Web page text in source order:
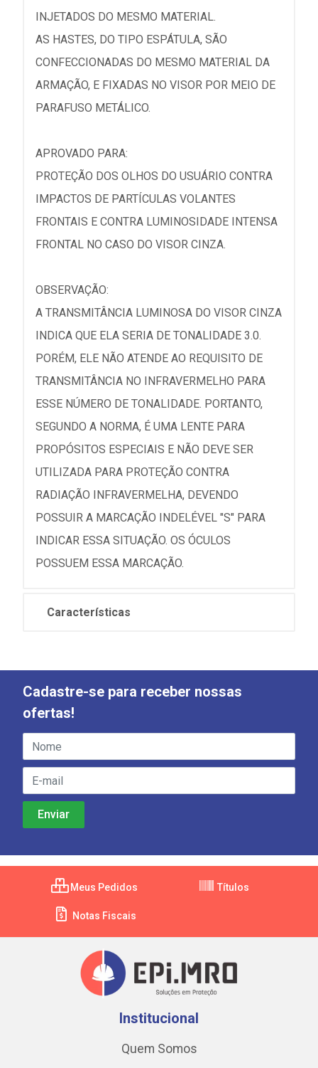
INJETADOS DO MESMO MATERIAL.
AS HASTES, DO TIPO ESPÁTULA, SÃO
CONFECCIONADAS DO MESMO MATERIAL DA
ARMAÇÃO, E FIXADAS NO VISOR POR MEIO DE
PARAFUSO METÁLICO.
APROVADO PARA:
PROTEÇÃO DOS OLHOS DO USUÁRIO CONTRA
IMPACTOS DE PARTÍCULAS VOLANTES
FRONTAIS E CONTRA LUMINOSIDADE INTENSA
FRONTAL NO CASO DO VISOR CINZA.
OBSERVAÇÃO:
A TRANSMITÂNCIA LUMINOSA DO VISOR CINZA
INDICA QUE ELA SERIA DE TONALIDADE 3.0.
PORÉM, ELE NÃO ATENDE AO REQUISITO DE
TRANSMITÂNCIA NO INFRAVERMELHO PARA
ESSE NÚMERO DE TONALIDADE. PORTANTO,
SEGUNDO A NORMA, É UMA LENTE PARA
PROPÓSITOS ESPECIAIS E NÃO DEVE SER
UTILIZADA PARA PROTEÇÃO CONTRA
RADIAÇÃO INFRAVERMELHA, DEVENDO
POSSUIR A MARCAÇÃO INDELÉVEL "S" PARA
INDICAR ESSA SITUAÇÃO. OS ÓCULOS
POSSUEM ESSA MARCAÇÃO.
Características
Cadastre-se para receber nossas
ofertas!
Meus Pedidos Títulos
Notas Fiscais
Institucional
Quem Somos